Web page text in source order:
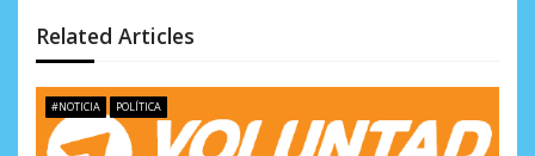
ó
n
d
Related Articles
#NOTICIA POLÍTICA